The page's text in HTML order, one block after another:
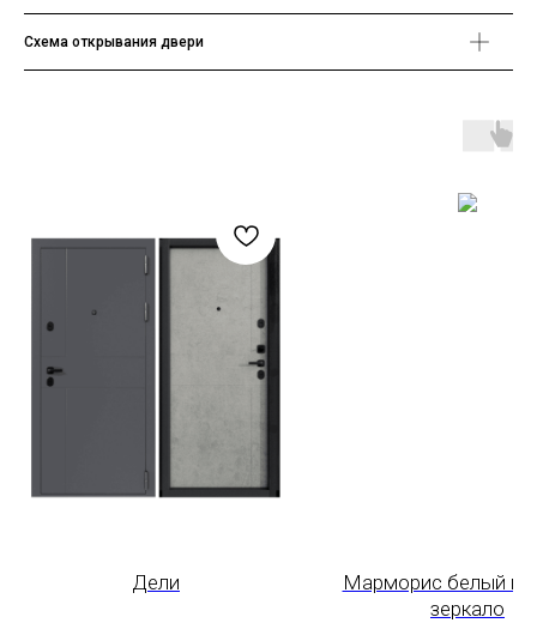
Схема открывания двери
Дели
Марморис белый
зеркало